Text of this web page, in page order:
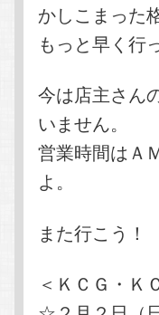
かしこまった
もっと早く行
今は店主さん
いません。
営業時間はＡ
よ。
また行こう！
＜ＫＣＧ・Ｋ